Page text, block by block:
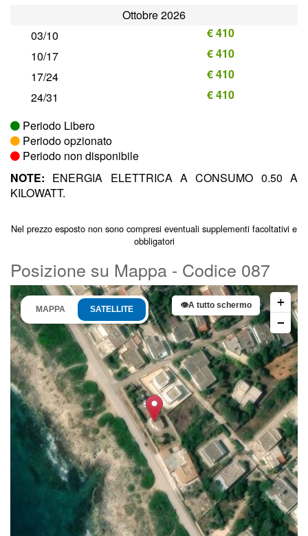
Ottobre 2026
03/10
€ 410
10/17
€ 410
17/24
€ 410
24/31
€ 410
Periodo Libero
Periodo opzionato
Periodo non disponibile
NOTE: ENERGIA ELETTRICA A CONSUMO 0.50 A
KILOWATT.
Nel prezzo esposto non sono compresi eventuali supplementi facoltativi e
obbligatori
Posizione su Mappa - Codice 087
MAPPA SATELLITE 👁A tutto schermo
+
−